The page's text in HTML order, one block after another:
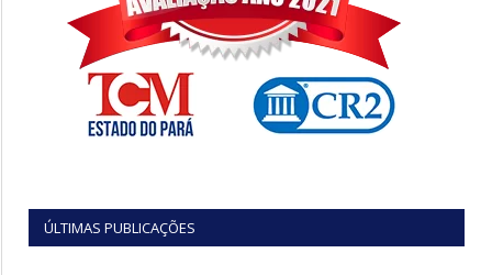
ÚLTIMAS PUBLICAÇÕES